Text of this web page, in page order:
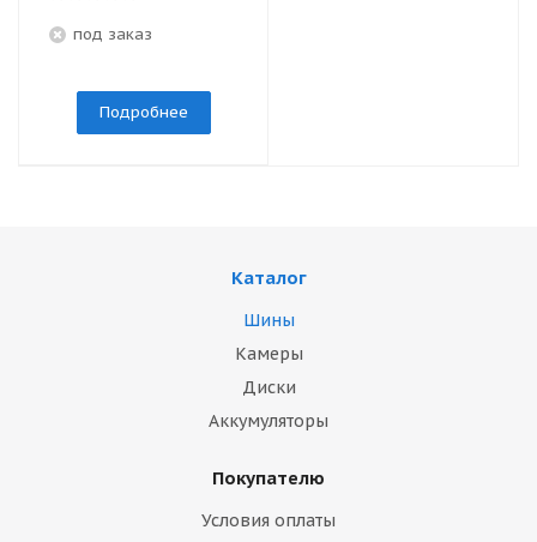
под заказ
Подробнее
Каталог
Шины
Камеры
Диски
Аккумуляторы
Покупателю
Условия оплаты